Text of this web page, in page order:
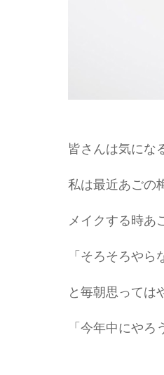
皆さんは気にな
私は最近あごの
メイクする時あ
「そろそろやら
と毎朝思っては
「今年中にやろ